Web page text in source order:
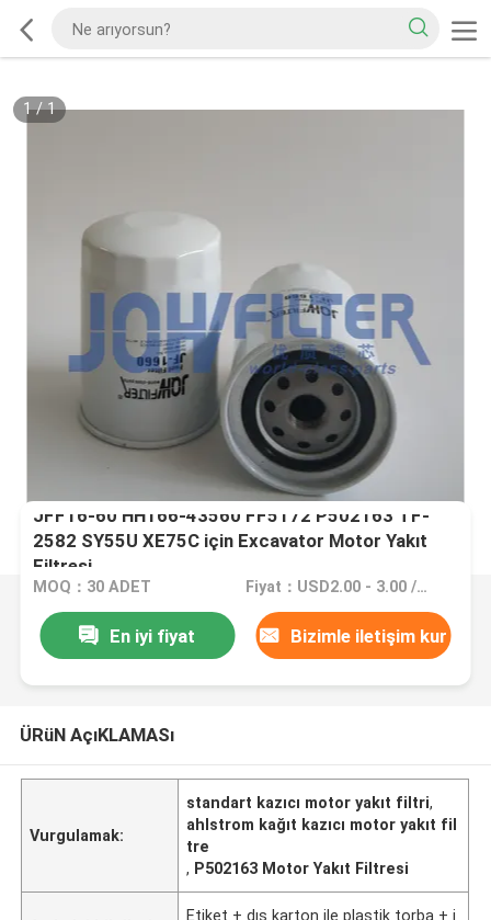
1/1
JFF16-60 HH166-43560 FF5172 P502163 TF-
2582 SY55U XE75C için Excavator Motor Yakıt
Filtresi
MOQ：30 ADET Fiyat：USD2.00 - 3.00 /PC
En iyi fiyat Bizimle iletişim kur
ÜRüN AçıKLAMASı
Vurgulamak:
standart kazıcı motor yakıt filtri,
ahlstrom kağıt kazıcı motor yakıt fil
tre
, P502163 Motor Yakıt Filtresi
Etiket + dış karton ile plastik torba + i